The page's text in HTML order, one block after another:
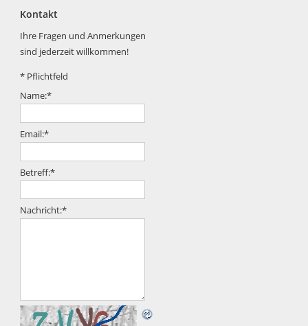
Kontakt
Ihre Fragen und Anmerkungen
sind jederzeit willkommen!
* Pflichtfeld
Name:*
Email:*
Betreff:*
Nachricht:*